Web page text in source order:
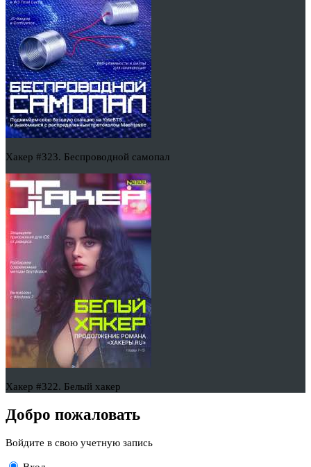
Хакер #323. Беспроводной самопал
Хакер #322. Белый хакер
Добро пожаловать
Войдите в свою учетную запись